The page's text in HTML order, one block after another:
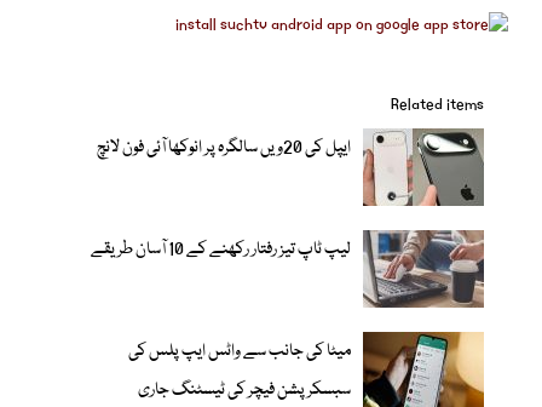
Related items
ایپل کی 20ویں سالگرہ پر انوکھا آئی فون لانچ
لیپ ٹاپ تیز رفتار رکھنے کے 10 آسان طریقے
میٹا کی جانب سے واٹس ایپ پلس کی
سبسکرپشن فیچر کی ٹیسٹنگ جاری